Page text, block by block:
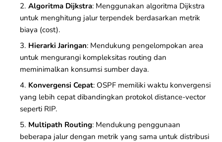
Algoritma Dijkstra: Menggunakan algoritma Dijkstra
untuk menghitung jalur terpendek berdasarkan metrik
biaya (cost).
Hierarki Jaringan: Mendukung pengelompokan area
untuk mengurangi kompleksitas routing dan
meminimalkan konsumsi sumber daya.
Konvergensi Cepat: OSPF memiliki waktu konvergensi
yang lebih cepat dibandingkan protokol distance-vector
seperti RIP.
Multipath Routing: Mendukung penggunaan
beberapa jalur dengan metrik yang sama untuk distribusi